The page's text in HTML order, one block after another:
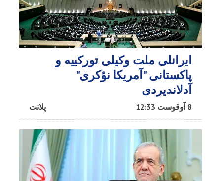
ایرانلی ملت وکیلی تورکییه و
پاکستانی "آمریکا نؤکری"
آدلاندیردی
پلانت 8 آوقوست 12:33